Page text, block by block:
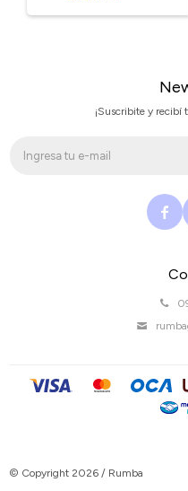
¡Suscribite y recibí

© Copyright 2026 / Rumba